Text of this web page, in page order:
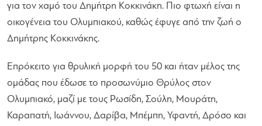
για τον χαμό του Δημήτρη Κοκκινάκη. Πιο φτωχή είναι η
οικογένεια του Ολυμπιακού, καθώς έφυγε από την ζωή ο
Δημήτρης Κοκκινάκης.
Επρόκειτο για θρυλική μορφή του 50 και ήταν μέλος της
ομάδας που έδωσε το προσωνύμιο Θρύλος στον
Ολυμπιακό, μαζί με τους Ρωσίδη, Σούλη, Μουράτη,
Καραπατή, Ιωάννου, Δαρίβα, Μπέμπη, Υφαντή, Δρόσο και